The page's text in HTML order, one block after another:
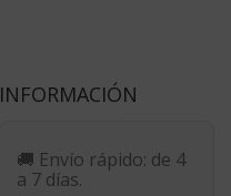
INFORMACIÓN
🚚 Envío rápido: de 4
a 7 días.